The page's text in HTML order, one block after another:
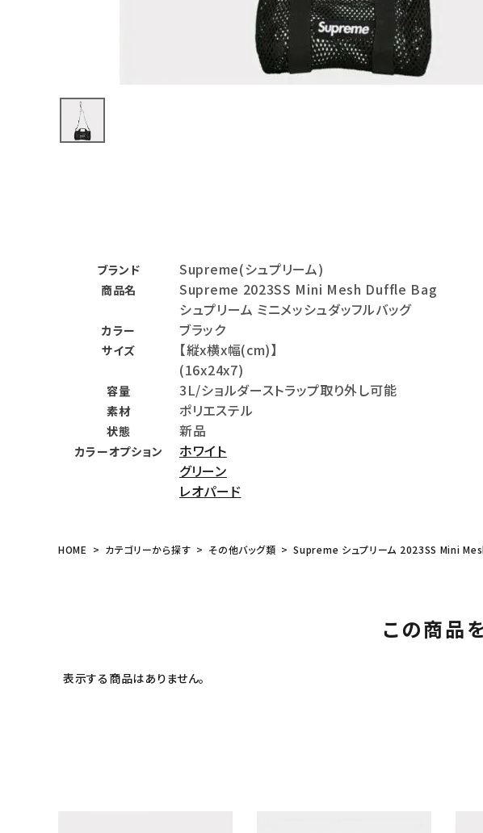
ニット帽・ビーニー
バックパック・リュック
アクセサリー
ACCOUNT MENU
ようこそ ゲスト 様
会員登録
Follow us
ブランド Supreme(シュプリーム)
商品名
Supreme 2023SS Mini Mesh Duffle Bag
シュプリーム ミニメッシュダッフルバッグ
カラー ブラック
サイズ
【縦x横x幅(cm)】
(16x24x7)
容量 3L/ショルダーストラップ取り外し可能
素材 ポリエステル
状態 新品
カラーオプション
ホワイト
グリーン
レオパード
HOME カテゴリーから探す その他バッグ類 Supreme シュプリーム 2023SS Mini
この商品
表示する商品はありません。